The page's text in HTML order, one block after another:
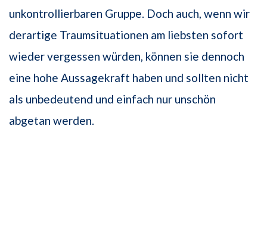
unkontrollierbaren Gruppe. Doch auch, wenn wir
derartige Traumsituationen am liebsten sofort
wieder vergessen würden, können sie dennoch
eine hohe Aussagekraft haben und sollten nicht
als unbedeutend und einfach nur unschön
abgetan werden.